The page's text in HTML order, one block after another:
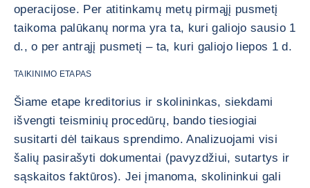
operacijose. Per atitinkamų metų pirmąjį pusmetį
taikoma palūkanų norma yra ta, kuri galiojo sausio 1
d., o per antrąjį pusmetį – ta, kuri galiojo liepos 1 d.
TAIKINIMO ETAPAS
Šiame etape kreditorius ir skolininkas, siekdami
išvengti teisminių procedūrų, bando tiesiogiai
susitarti dėl taikaus sprendimo. Analizuojami visi
šalių pasirašyti dokumentai (pavyzdžiui, sutartys ir
sąskaitos faktūros). Jei įmanoma, skolininkui gali